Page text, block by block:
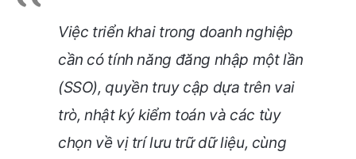
Việc triển khai trong doanh nghiệp
cần có tính năng đăng nhập một lần
(SSO), quyền truy cập dựa trên vai
trò, nhật ký kiểm toán và các tùy
chọn về vị trí lưu trữ dữ liệu, cùng